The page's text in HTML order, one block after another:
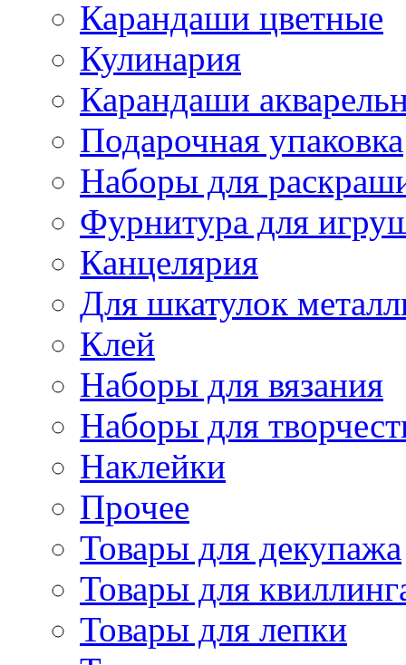
Карандаши цветные
Кулинария
Карандаши
Подарочная упаковка
Наборы для
Фурнитура для
Канцелярия
Для шкатулок
Клей
Наборы для вязания
Наборы для
Наклейки
Прочее
Товары для декупажа
Товары для
Товары для лепки